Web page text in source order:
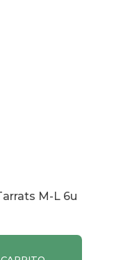
M-L 6u